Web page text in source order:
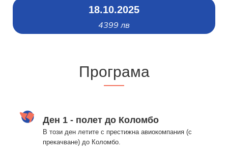
18.10.2025
4399 лв
Програма
Ден 1 - полет до Коломбо
В този ден летите с престижна авиокомпания (с
прекачване) до Коломбо.